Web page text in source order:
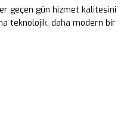
geçen gün hizmet kalitesini
teknolojik, daha modern bir